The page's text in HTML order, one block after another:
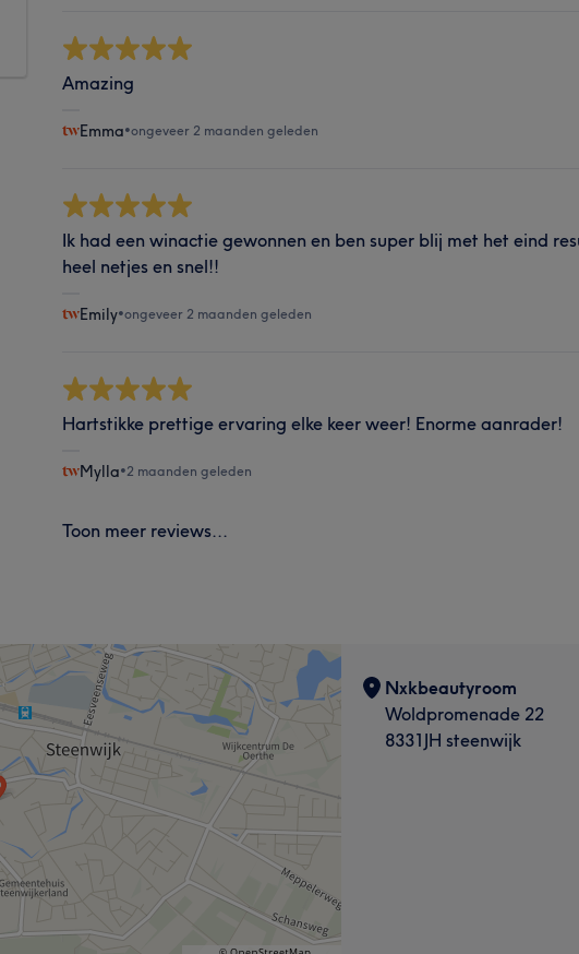
Amazing
Emma•ongeveer 2 maanden geleden
Ik had een winactie gewonnen en ben super blij met het eind
heel netjes en snel!!
Emily•ongeveer 2 maanden geleden
Hartstikke prettige ervaring elke keer weer! Enorme aanrader!
Mylla•2 maanden geleden
Toon meer reviews...
Nxkbeautyroom
Woldpromenade 22
8331JH steenwijk